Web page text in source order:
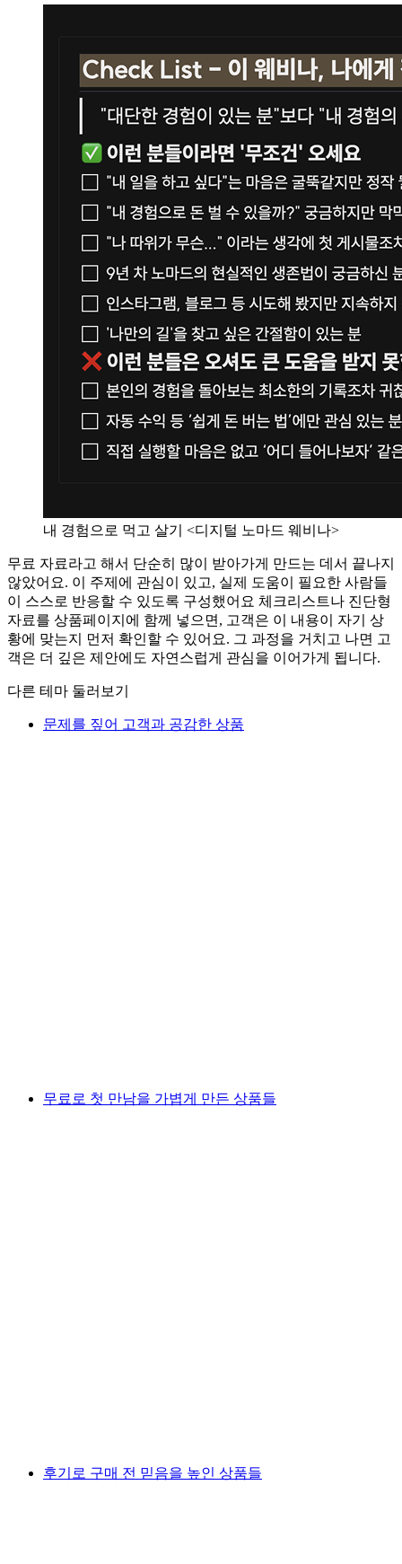
내 경험으로 먹고 살기 <디지털 노마드 웨비나>
무료 자료라고 해서 단순히 많이 받아가게 만드는 데서 끝나지
않았어요. 이 주제에 관심이 있고, 실제 도움이 필요한 사람들
이 스스로 반응할 수 있도록 구성했어요 체크리스트나 진단형
자료를 상품페이지에 함께 넣으면, 고객은 이 내용이 자기 상
황에 맞는지 먼저 확인할 수 있어요. 그 과정을 거치고 나면 고
객은 더 깊은 제안에도 자연스럽게 관심을 이어가게 됩니다.
다른 테마 둘러보기
문제를 짚어 고객과 공감한 상품
무료로 첫 만남을 가볍게 만든 상품들
후기로 구매 전 믿음을 높인 상품들